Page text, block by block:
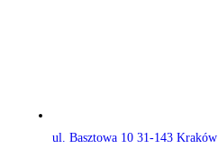
ul. Basztowa 10 31-143 Kraków